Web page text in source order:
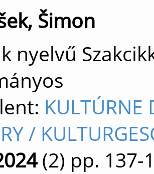
Šimon
nyelvű
KULTÚRNE
/
(2) pp. 137-